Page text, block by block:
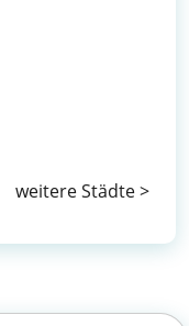
weitere Städte >